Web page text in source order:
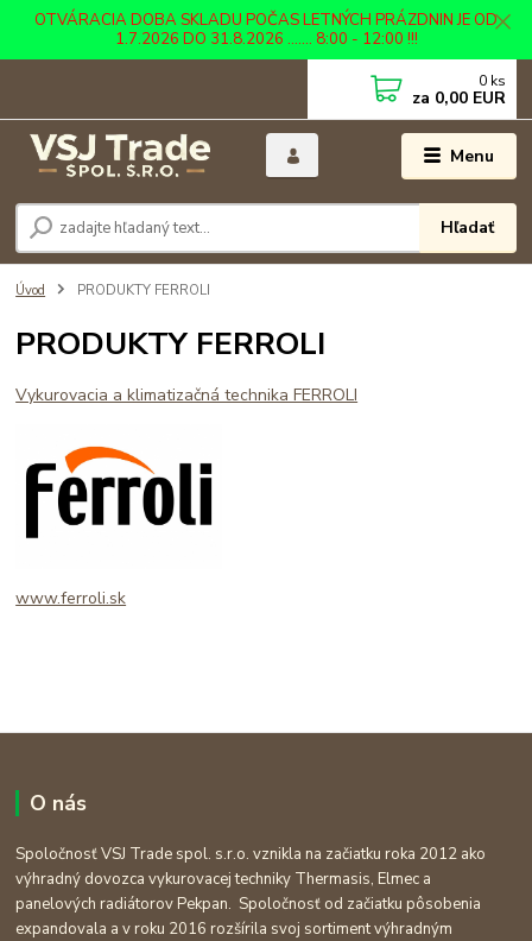
OTVÁRACIA DOBA SKLADU POČAS LETNÝCH PRÁZDNIN JE OD
1.7.2026 DO 31.8.2026 ....... 8:00 - 12:00 !!!
Menu
Hľadať
0 ks
za 0,00 EUR
Úvod PRODUKTY FERROLI
PRODUKTY FERROLI
Vykurovacia a klimatizačná technika FERROLI
www.ferroli.sk
O nás
Spoločnosť VSJ Trade spol. s.r.o. vznikla na začiatku roka 2012 ako
výhradný dovozca vykurovacej techniky Thermasis, Elmec a
panelových radiátorov Pekpan. Spoločnosť od začiatku pôsobenia
expandovala a v roku 2016 rozšírila svoj sortiment výhradným